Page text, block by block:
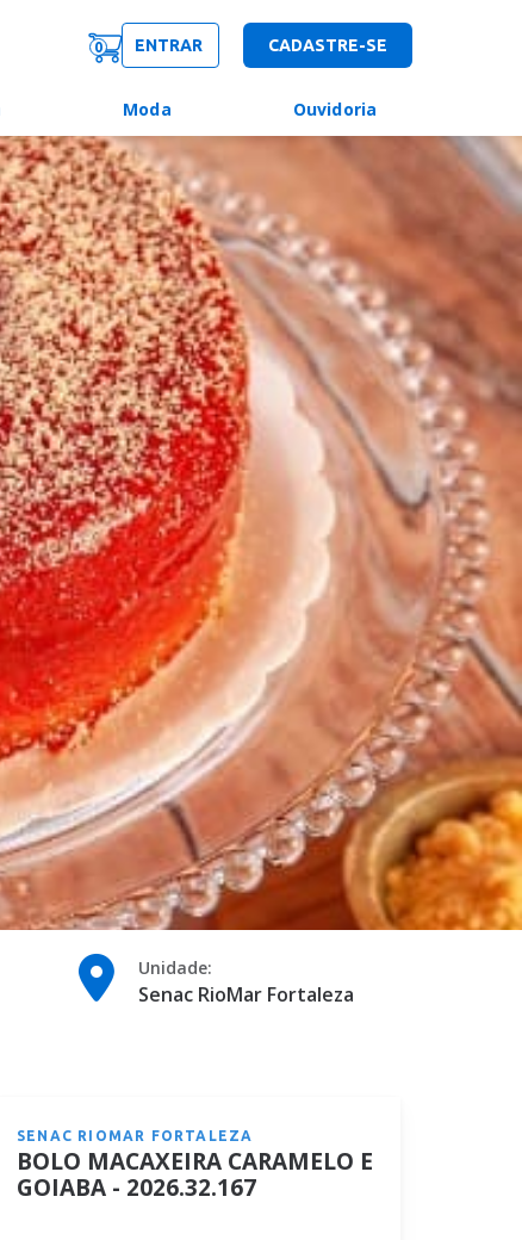
0 ENTRAR CADASTRE-SE
Moda Ouvidoria
Unidade:
Senac RioMar Fortaleza
SENAC RIOMAR FORTALEZA
BOLO MACAXEIRA CARAMELO E
GOIABA - 2026.32.167